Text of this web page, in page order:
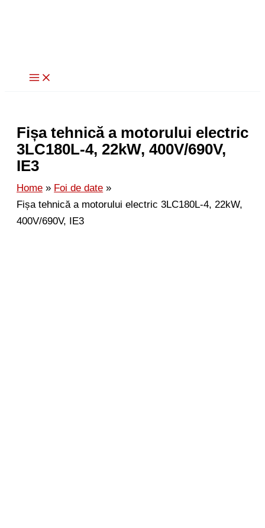
Fișa tehnică a motorului electric
3LC180L-4, 22kW, 400V/690V,
IE3
Home
Foi de date
Fișa tehnică a motorului electric 3LC180L-4, 22kW,
400V/690V, IE3